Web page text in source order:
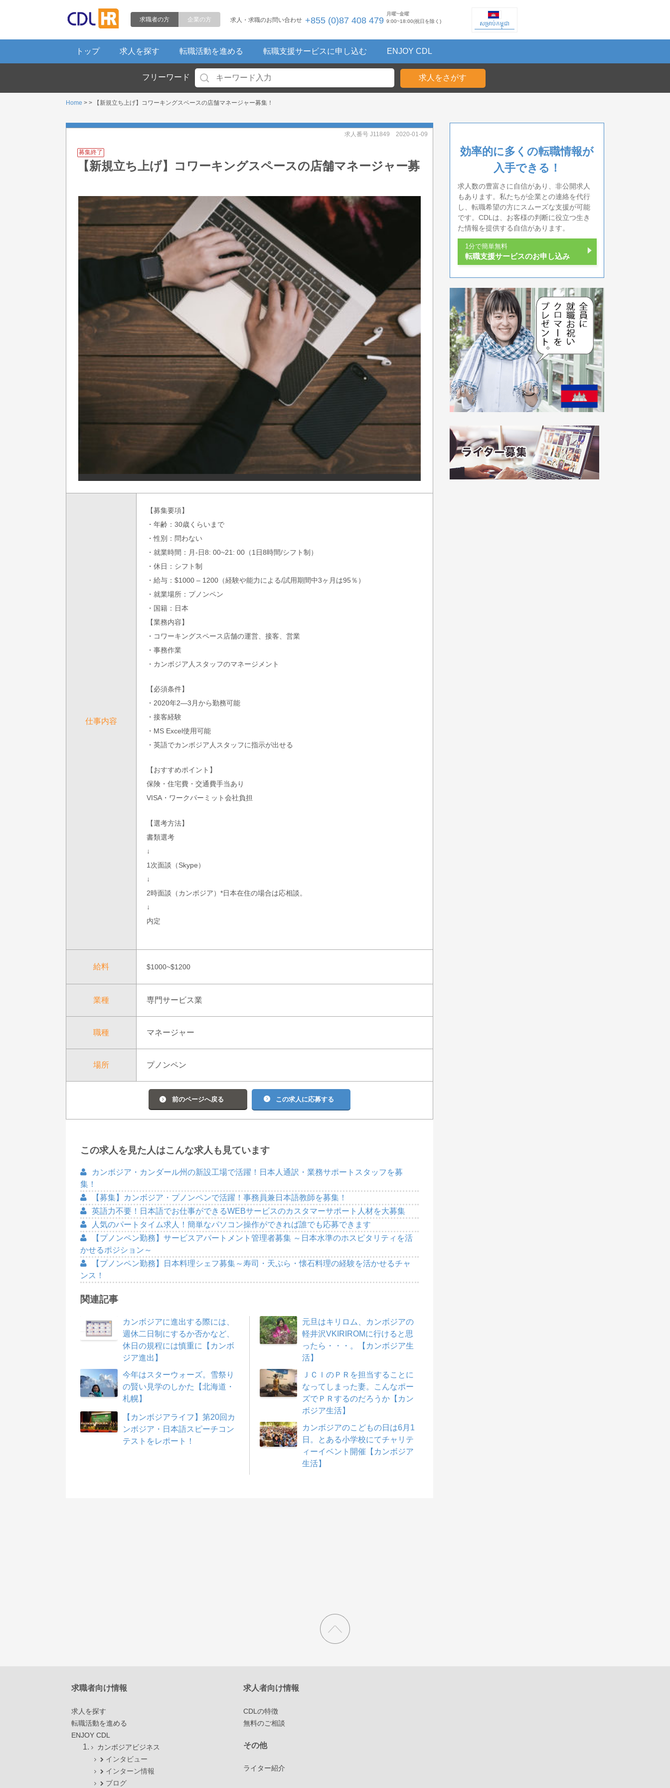
求人・求職のお問い合わせ +855 (0)87 408 479
月曜~金曜
9:00~18:00(祝日を除く)
សម្រាប់កម្ពុជា
求職者の方 企業の方
トップ 求人を探す 転職活動を進める 転職支援サービスに申し込む ENJOY CDL
フリーワード
Home > > 【新規立ち上げ】コワーキングスペースの店舗マネージャー募集！
募集終了
【新規立ち上げ】コワーキングスペースの店舗マネージャー募
求人番号 J11849 2020-01-09
仕事内容
【募集要項】
・年齢：30歳くらいまで
・性別：問わない
・就業時間：月-日8: 00~21: 00（1日8時間/シフト制）
・休日：シフト制
・給与：$1000 – 1200（経験や能力による/試用期間中3ヶ月は95％）
・就業場所：プノンペン
・国籍：日本
【業務内容】
・コワーキングスペース店舗の運営、接客、営業
・事務作業
・カンボジア人スタッフのマネージメント
【必須条件】
・2020年2―3月から勤務可能
・接客経験
・MS Excel使用可能
・英語でカンボジア人スタッフに指示が出せる
【おすすめポイント】
保険・住宅費・交通費手当あり
VISA・ワークパーミット会社負担
【選考方法】
書類選考
↓
1次面談（Skype）
↓
2時面談（カンボジア）*日本在住の場合は応相談。
↓
内定
給料 $1000~$1200
業種 専門サービス業
職種 マネージャー
場所 プノンペン
前のページへ戻る この求人に応募する
この求人を見た人はこんな求人も見ています
カンボジア・カンダール州の新設工場で活躍！日本人通訳・業務サポートスタッフを募
集！
【募集】カンボジア・プノンペンで活躍！事務員兼日本語教師を募集！
英語力不要！日本語でお仕事ができるWEBサービスのカスタマーサポート人材を大募集
人気のパートタイム求人！簡単なパソコン操作ができれば誰でも応募できます
【プノンペン勤務】サービスアパートメント管理者募集 ～日本水準のホスピタリティを活
かせるポジション～
【プノンペン勤務】日本料理シェフ募集～寿司・天ぷら・懐石料理の経験を活かせるチャ
ンス！
関連記事
カンボジアに進出する際には、
週休二日制にするか否かなど、
休日の規程には慎重に【カンボ
ジア進出】
今年はスターウォーズ。雪祭り
の賢い見学のしかた【北海道・
札幌】
【カンボジアライフ】第20回カ
ンボジア・日本語スピーチコン
テストをレポート！
元旦はキリロム、カンボジアの
軽井沢VKIRIROMに行けると思
ったら・・・。【カンボジア生
活】
ＪＣＩのＰＲを担当することに
なってしまった妻。こんなポー
ズでＰＲするのだろうか【カン
ボジア生活】
カンボジアのこどもの日は6月1
日。とある小学校にてチャリテ
ィーイベント開催【カンボジア
生活】
効率的に多くの転職情報が
入手できる！
求人数の豊富さに自信があり、非公開求人
もあります。私たちが企業との連絡を代行
し、転職希望の方にスムーズな支援が可能
です。CDLは、お客様の判断に役立つ生き
た情報を提供する自信があります。
1分で簡単無料
転職支援サービスのお申し込み
求職者向け情報
求人を探す
転職活動を進める
ENJOY CDL
カンボジアビジネス
インタビュー
インターン情報
ブログ
求人者向け情報
CDLの特徴
無料のご相談
その他
ライター紹介